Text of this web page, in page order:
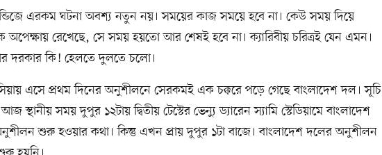
এরকম ঘটনা অবশ্য নতুন নয়। সময়ের কাজ সময়ে হবে না। কেউ সময় দিয়ে
রেখেছে, সে সময় হয়তো আর শেষই হবে না। ক্যারিবীয় চরিত্রই যেন এমন।
দরকার কি! হেলতে দুলতে চলো।
এসে প্রথম দিনের অনুশীলনে সেরকমই এক চক্করে পড়ে গেছে বাংলাদেশ দল। সূচি
স্থানীয় সময় দুপুর ১২টায় দ্বিতীয় টেস্টের ভেন্যু ড্যারেন স্যামি স্টেডিয়ামে বাংলাদেশ
শুরু হওয়ার কথা। কিন্তু এখন প্রায় দুপুর ১টা বাজে। বাংলাদেশ দলের অনুশীলন